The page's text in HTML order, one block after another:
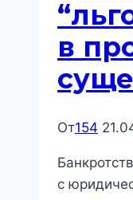
в
От154
с